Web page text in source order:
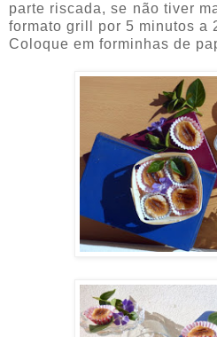
parte riscada, se não tiver
formato grill por 5 minutos a
Coloque em forminhas de